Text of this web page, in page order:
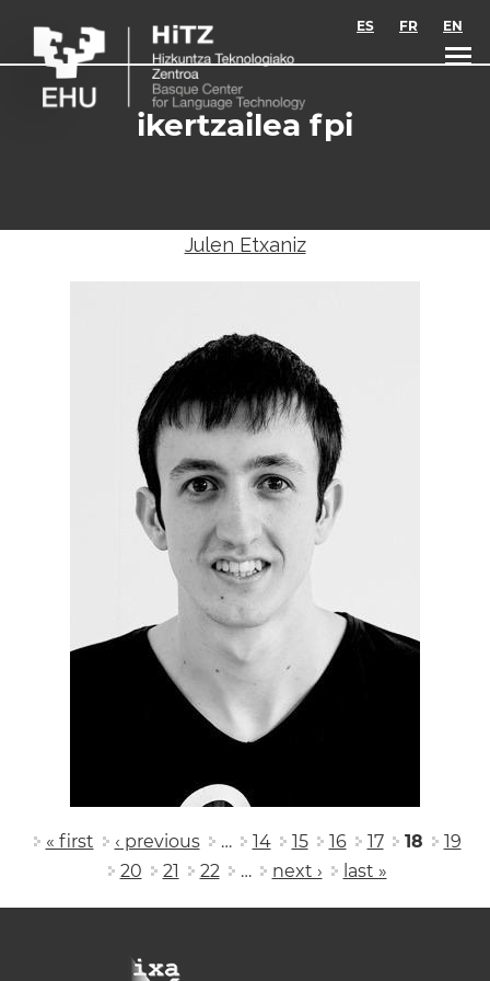
ES FR EN
ikertzailea fpi
Julen Etxaniz
Pages« first ‹ previous … 14 15 16 17 18
19
20
21 22 … next › last »